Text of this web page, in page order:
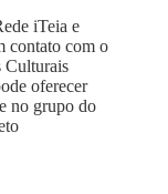
iTeia e
contato com o
Culturais
oferecer
no grupo do